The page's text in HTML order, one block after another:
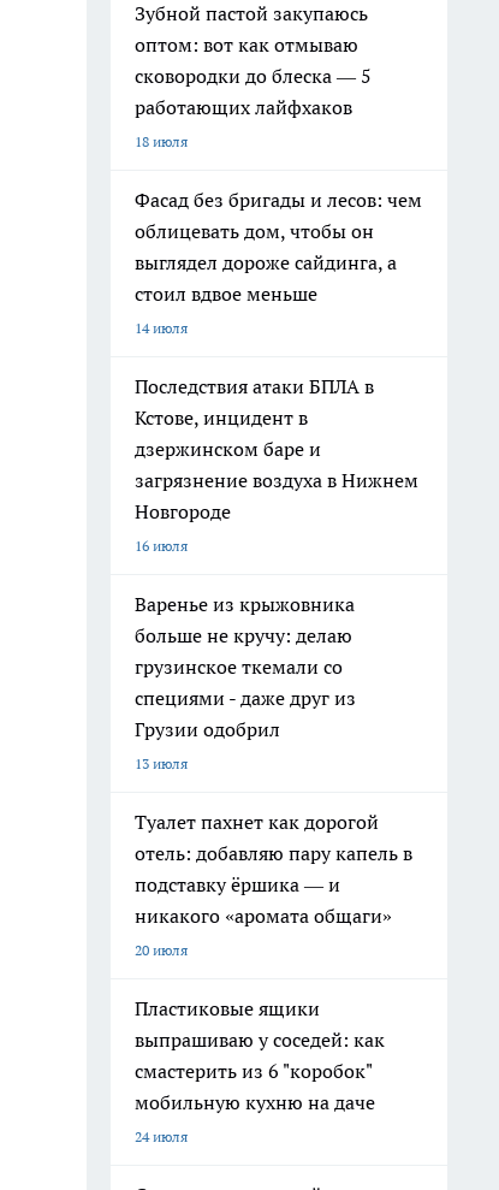
Зубной пастой закупаюсь
оптом: вот как отмываю
сковородки до блеска — 5
работающих лайфхаков
18 июля
Фасад без бригады и лесов: чем
облицевать дом, чтобы он
выглядел дороже сайдинга, а
стоил вдвое меньше
14 июля
Последствия атаки БПЛА в
Кстове, инцидент в
дзержинском баре и
загрязнение воздуха в Нижнем
Новгороде
16 июля
Варенье из крыжовника
больше не кручу: делаю
грузинское ткемали со
специями - даже друг из
Грузии одобрил
13 июля
Туалет пахнет как дорогой
отель: добавляю пару капель в
подставку ёршика — и
никакого «аромата общаги»
20 июля
Пластиковые ящики
выпрашиваю у соседей: как
смастерить из 6 "коробок"
мобильную кухню на даче
24 июля